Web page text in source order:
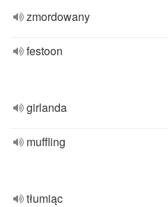
zmordowany
festoon
girlanda
muffling
tłumiąc